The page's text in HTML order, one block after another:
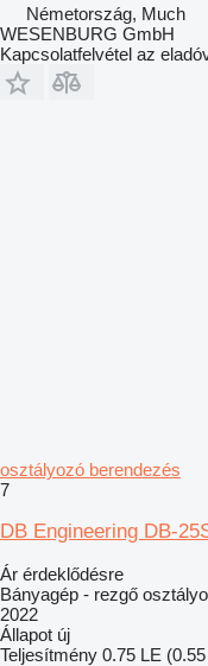
Németország, Much
WESENBURG GmbH
Kapcsolatfelvétel az
osztályozó berendezés
7
DB Engineering DB-
Ár érdeklődésre
Bányagép - rezgő
2022
Állapot új
Teljesítmény 0.75 LE